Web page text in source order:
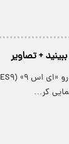
+ تصاویر
کر…